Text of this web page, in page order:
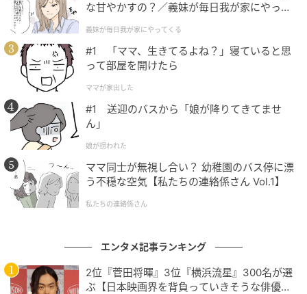
緊張感がたまらない面白いドラマだったから（32歳/男性）
予測不能な展開と緊張感が続き、一気見したくなる面白さがあ
るため。（22歳/女性）
もっと多くの人に届いてほしい名作たち
これらの作品への熱い思いや期待は、今後さらに広ま
りそうです。
な甘やかすの？／義妹が毎日我が家にやって
が】
義妹が毎日我が家にやってくる
#1 「ママ、生きてるよね？」寝ていると思
って部屋を開けたら
ママが家出した
#1 送迎のバスから「娘が降りてきてませ
ん」
娘が拐われた
ママ同士が無視し合い？ 幼稚園のバス停に漂
う不穏な空気【私たちの連絡係さん Vol.1】
私たちの連絡係さん
エンタメ記事ランキング
2位『菅田将暉』3位『横浜流星』300名が選
ぶ【日本映画界を背負っていきそうな俳優】1